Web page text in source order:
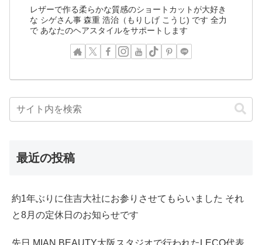
レザーで作る柔らかな質感のショートカットが大好き
な シゲさん事 森重 浩治（もりしげ こうじ) です 全力
で あなたのヘアスタイルをサポートします
最近の投稿
約1年ぶりに住吉大社にお参りさせてもらいました それ
と8月の定休日のお知らせです
先日 MIAN BEAUTY大阪スタジオで行われたLECO代表